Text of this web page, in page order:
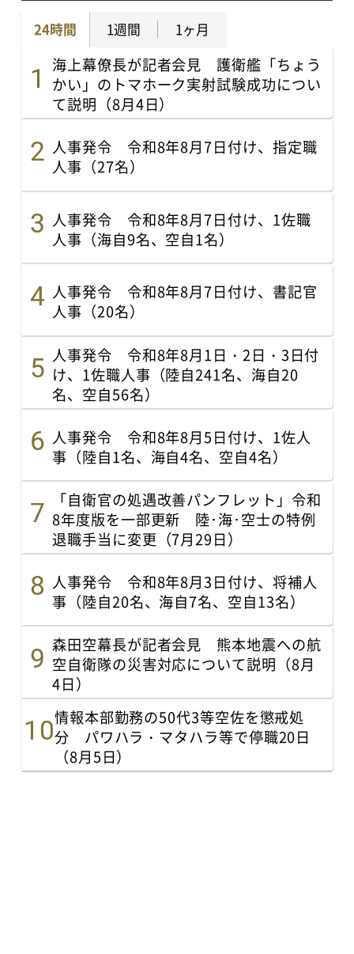
24時間 1週間 1ヶ月
海上幕僚長が記者会見 護衛艦「ちょう
かい」のトマホーク実射試験成功につい
て説明（8月4日）
人事発令 令和8年8月7日付け、指定職
人事（27名）
人事発令 令和8年8月7日付け、1佐職
人事（海自9名、空自1名）
人事発令 令和8年8月7日付け、書記官
人事（20名）
人事発令 令和8年8月1日・2日・3日付
け、1佐職人事（陸自241名、海自20
名、空自56名）
人事発令 令和8年8月5日付け、1佐人
事（陸自1名、海自4名、空自4名）
「自衛官の処遇改善パンフレット」令和
8年度版を一部更新 陸･海･空士の特例
退職手当に変更（7月29日）
人事発令 令和8年8月3日付け、将補人
事（陸自20名、海自7名、空自13名）
森田空幕長が記者会見 熊本地震への航
空自衛隊の災害対応について説明（8月
4日）
情報本部勤務の50代3等空佐を懲戒処
分 パワハラ・マタハラ等で停職20日
（8月5日）